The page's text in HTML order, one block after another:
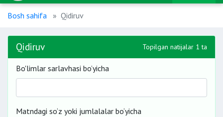
Bosh sahifa Qidiruv
Qidiruv Topilgan natijalar 1 ta
Bo'limlar sarlavhasi bo’yicha
Matndagi so‘z yoki jumlalalar bo‘yicha